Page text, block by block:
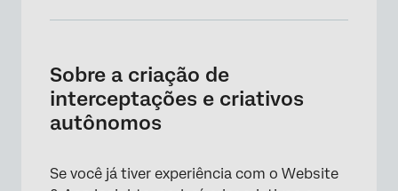
Compatibilidade de Característica
Criando criativos autônomos
Criação de insights sobre sites e aplicativos,
Sobre a criação de
interceptações e criativos
autônomos
Se você já tiver experiência com o Website